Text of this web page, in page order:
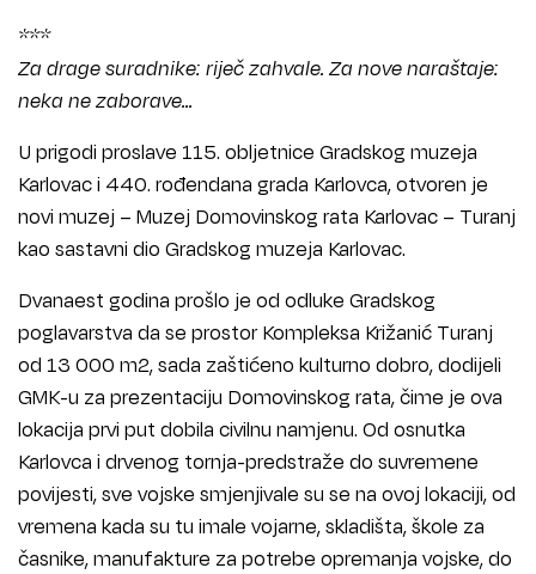
***
Za drage suradnike: riječ zahvale. Za nove naraštaje:
neka ne zaborave...
U prigodi proslave 115. obljetnice Gradskog muzeja
Karlovac i 440. rođendana grada Karlovca, otvoren je
novi muzej – Muzej Domovinskog rata Karlovac – Turanj
kao sastavni dio Gradskog muzeja Karlovac.
Dvanaest godina prošlo je od odluke Gradskog
poglavarstva da se prostor Kompleksa Križanić Turanj
od 13 000 m2, sada zaštićeno kulturno dobro, dodijeli
GMK-u za prezentaciju Domovinskog rata, čime je ova
lokacija prvi put dobila civilnu namjenu. Od osnutka
Karlovca i drvenog tornja-predstraže do suvremene
povijesti, sve vojske smjenjivale su se na ovoj lokaciji, od
vremena kada su tu imale vojarne, skladišta, škole za
časnike, manufakture za potrebe opremanja vojske, do